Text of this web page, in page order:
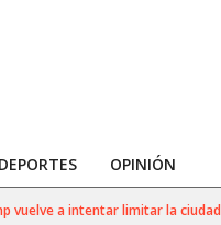
DEPORTES OPINIÓN
a intentar limitar la